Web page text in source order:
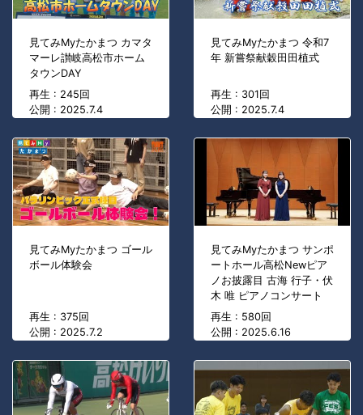
見てみMyたかまつ カマタ
マーレ讃岐高松市ホーム
タウンDAY
再生 : 245回
公開 : 2025.7.4
見てみMyたかまつ 令和7
年 新嘗祭献穀田田植式
再生 : 301回
公開 : 2025.7.4
見てみMyたかまつ ゴール
ボール体験会
再生 : 375回
公開 : 2025.7.2
見てみMyたかまつ サンポ
ートホール高松Newピア
ノお披露目 古海 行子・伏
木 唯 ピアノコンサート
再生 : 580回
公開 : 2025.6.16